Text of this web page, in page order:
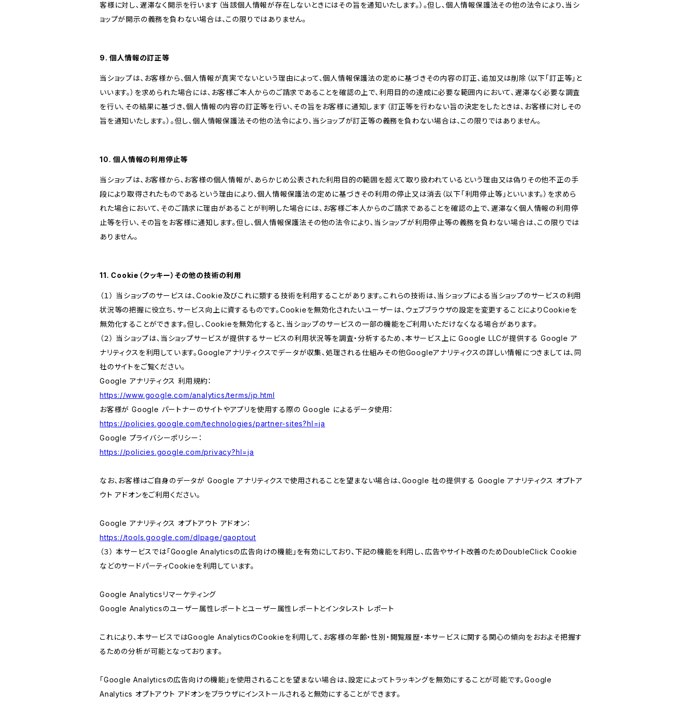
客様に対し、遅滞なく開示を行います（当該個人情報が存在しないときにはその旨を通知いたします。）。但し、個人情報保護法その他の法令により、当シ
ョップが開示の義務を負わない場合は、この限りではありません。
9. 個人情報の訂正等
当ショップは、お客様から、個人情報が真実でないという理由によって、個人情報保護法の定めに基づきその内容の訂正、追加又は削除（以下「訂正等」と
いいます。）を求められた場合には、お客様ご本人からのご請求であることを確認の上で、利用目的の達成に必要な範囲内において、遅滞なく必要な調査
を行い、その結果に基づき、個人情報の内容の訂正等を行い、その旨をお客様に通知します（訂正等を行わない旨の決定をしたときは、お客様に対しその
旨を通知いたします。）。但し、個人情報保護法その他の法令により、当ショップが訂正等の義務を負わない場合は、この限りではありません。
10. 個人情報の利用停止等
当ショップは、お客様から、お客様の個人情報が、あらかじめ公表された利用目的の範囲を超えて取り扱われているという理由又は偽りその他不正の手
段により取得されたものであるという理由により、個人情報保護法の定めに基づきその利用の停止又は消去（以下「利用停止等」といいます。）を求めら
れた場合において、そのご請求に理由があることが判明した場合には、お客様ご本人からのご請求であることを確認の上で、遅滞なく個人情報の利用停
止等を行い、その旨をお客様に通知します。但し、個人情報保護法その他の法令により、当ショップが利用停止等の義務を負わない場合は、この限りでは
ありません。
11. Cookie（クッキー）その他の技術の利用
（１） 当ショップのサービスは、Cookie及びこれに類する技術を利用することがあります。これらの技術は、当ショップによる当ショップのサービスの利用
状況等の把握に役立ち、サービス向上に資するものです。Cookieを無効化されたいユーザーは、ウェブブラウザの設定を変更することによりCookieを
無効化することができます。但し、Cookieを無効化すると、当ショップのサービスの一部の機能をご利用いただけなくなる場合があります。
（２） 当ショップは、当ショップサービスが提供するサービスの利用状況等を調査・分析するため、本サービス上に Google LLCが提供する Google ア
ナリティクスを利用しています。Googleアナリティクスでデータが収集、処理される仕組みその他Googleアナリティクスの詳しい情報につきましては、同
社のサイトをご覧ください。
Google アナリティクス 利用規約：
https://www.google.com/analytics/terms/jp.html
お客様が Google パートナーのサイトやアプリを使用する際の Google によるデータ使用：
https://policies.google.com/technologies/partner-sites?hl=ja
Google プライバシーポリシー：
https://policies.google.com/privacy?hl=ja
なお、お客様はご自身のデータが Google アナリティクスで使用されることを望まない場合は、Google 社の提供する Google アナリティクス オプトア
ウト アドオンをご利用ください。
Google アナリティクス オプトアウト アドオン：
https://tools.google.com/dlpage/gaoptout
（３） 本サービスでは「Google Analyticsの広告向けの機能」を有効にしており、下記の機能を利用し、広告やサイト改善のためDoubleClick Cookie
などのサードパーティCookieを利用しています。
Google Analyticsリマーケティング
Google Analyticsのユーザー属性レポートとユーザー属性レポートとインタレスト レポート
これにより、本サービスではGoogle AnalyticsのCookieを利用して、お客様の年齢・性別・閲覧履歴・本サービスに関する関心の傾向をおおよそ把握す
るための分析が可能となっております。
「Google Analyticsの広告向けの機能」を使用されることを望まない場合は、設定によってトラッキングを無効にすることが可能です。Google
Analytics オプトアウト アドオンをブラウザにインストールされると無効にすることができます。